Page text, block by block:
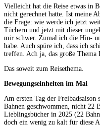
Vielleicht hat die Reise etwas in
nicht gerechnet hatte. Ist meine
die Frage: wie werde ich jetzt
Tüchern und jetzt mit dieser
mir schwer. Zumal ich die Hin-
habe. Auch spüre ich, dass ich
treffen. Ach ja, das große Thema
Das soweit zum Reisethema.
Bewegungseinheiten im Mai
Am ersten Tag der Freibadsaison
Bahnen geschwommen, nicht 22
Lieblingsbücher in 2025 (22
doch ein wenig zu kalt für diese